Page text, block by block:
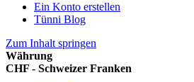
Ein Konto erstellen
Tünni Blog
Zum Inhalt springen
Währung
CHF - Schweizer Franken